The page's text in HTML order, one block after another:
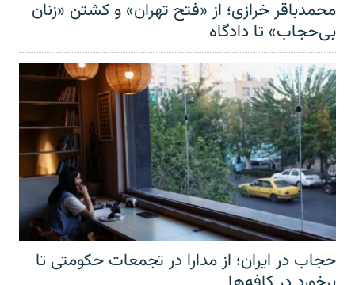
محمدباقر خرازی؛ از «فتح تهران» و کشتن «زنان
بی‌حجاب» تا دادگاه
حجاب در ایران؛ از مدارا در تجمعات حکومتی تا